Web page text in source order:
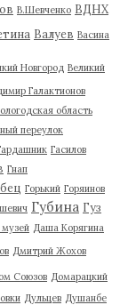
В.Шевченко ВДНХ
Валуев Васина
Новгород Великий
Галактионов
область
переулок
Гасилов
Гнап
Горький Горяинов
Губина Гуз
музей Даша Корягина
Дмитрий Жохов
Союзов Домарацкий
Дульцев Душанбе